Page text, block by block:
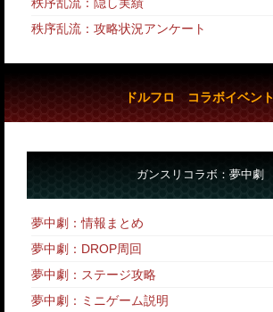
秩序乱流：攻略状況アンケート
ドルフロ コラボイベント
ガンスリコラボ：夢中劇
夢中劇：情報まとめ
夢中劇：DROP周回
夢中劇：ステージ攻略
夢中劇：ミニゲーム説明